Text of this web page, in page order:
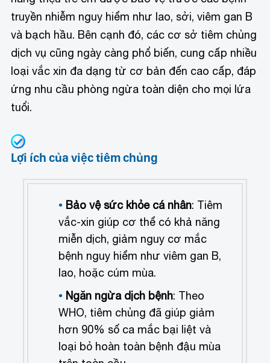
truyền nhiễm nguy hiểm như lao, sởi, viêm gan B
và bạch hầu. Bên cạnh đó, các cơ sở tiêm chủng
dịch vụ cũng ngày càng phổ biến, cung cấp nhiều
loại vắc xin đa dạng từ cơ bản đến cao cấp, đáp
ứng nhu cầu phòng ngừa toàn diện cho mọi lứa
tuổi.
Lợi ích của việc tiêm chủng
Bảo vệ sức khỏe cá nhân: Tiêm
vắc-xin giúp cơ thể có khả năng
miễn dịch, giảm nguy cơ mắc
bệnh nguy hiểm như viêm gan B,
lao, hoặc cúm mùa.
Ngăn ngừa dịch bệnh: Theo
WHO, tiêm chủng đã giúp giảm
hơn 90% số ca mắc bại liệt và
loại bỏ hoàn toàn bệnh đậu mùa